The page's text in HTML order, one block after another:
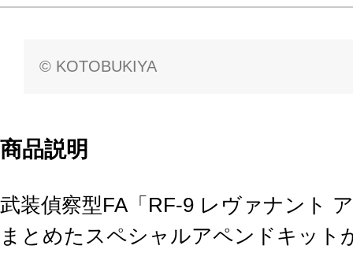
© KOTOBUKIYA
商品説明
武装偵察型FA「RF-9 レヴァナント
まとめたスペシャルアペンドキット